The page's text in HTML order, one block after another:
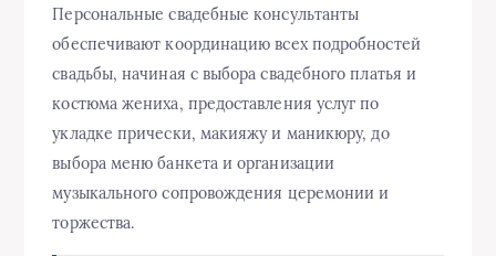
Персональные свадебные консультанты
обеспечивают координацию всех подробностей
свадьбы, начиная с выбора свадебного платья и
костюма жениха, предоставления услуг по
укладке прически, макияжу и маникюру, до
выбора меню банкета и организации
музыкального сопровождения церемонии и
торжества.